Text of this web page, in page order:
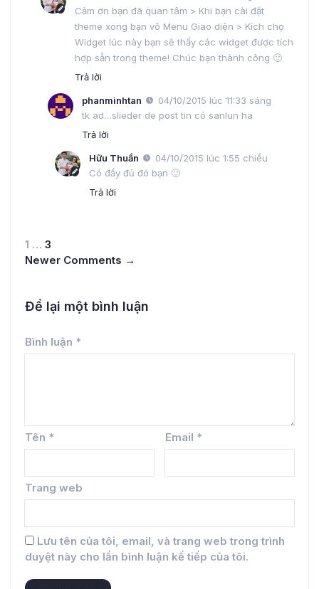
Cảm ơn bạn đã quan tâm > Khi bạn cài đặt
theme xong bạn vô Menu Giao diện > Kích chọ
Widget lúc này bạn sẽ thấy các widget được tích
hợp sẵn trong theme! Chúc bạn thành công 🙂
Trả lời
phanminhtan
04/10/2015 lúc 11:33 sáng
tk ad…slieder de post tin có sanlun ha
Trả lời
Hữu Thuần
04/10/2015 lúc 1:55 chiều
Có đầy đủ đó bạn 🙂
Trả lời
1 … 3
Newer Comments →
Để lại một bình luận
Bình luận *
Tên * Email *
Trang web
Lưu tên của tôi, email, và trang web trong trình
duyệt này cho lần bình luận kế tiếp của tôi.